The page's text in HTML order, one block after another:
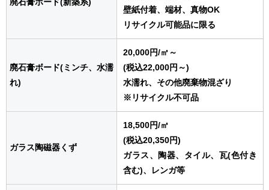
壁紙付着、端材、真物OK
リサイクル可能品に限る
廃石膏ボード(ミンチ、水濡
れ)
20,000円/㎥ ～
(税込22,000円～)
水濡れ、その他廃棄物混ざり
※リサイクル不可品
ガラス陶磁器くず
18,500円/㎥
(税込20,350円)
ガラス、陶器、タイル、瓦(色付き
含む)、レンガ等